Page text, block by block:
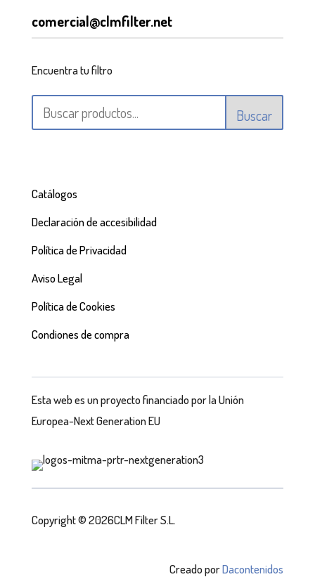
comercial@clmfilter.net
Encuentra tu filtro
Buscar
Catálogos
Declaración de accesibilidad
Política de Privacidad
Aviso Legal
Política de Cookies
Condiones de compra
Esta web es un proyecto financiado por la Unión
Europea-Next Generation EU
Copyright © 2026CLM Filter S.L.
Creado porDacontenidos